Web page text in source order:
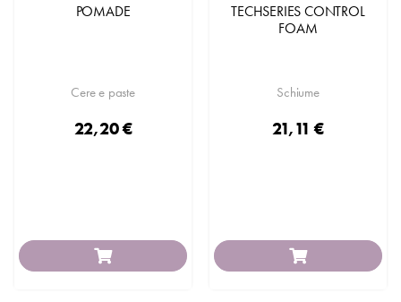
POMADE
Cere e paste
22,20 €
TECHSERIES CONTROL
FOAM
Schiume
21,11 €